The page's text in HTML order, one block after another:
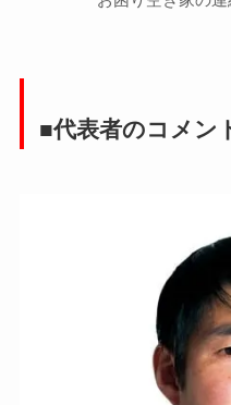
■代表者のコメン